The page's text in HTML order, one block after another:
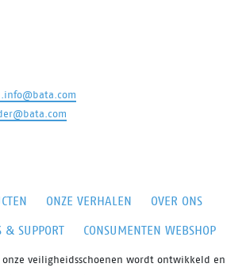
ONZE VERHALEN
OVER ONS
& SUPPORT
CONSUMENTEN WEBSHOP
onze veiligheidsschoenen wordt ontwikkeld en